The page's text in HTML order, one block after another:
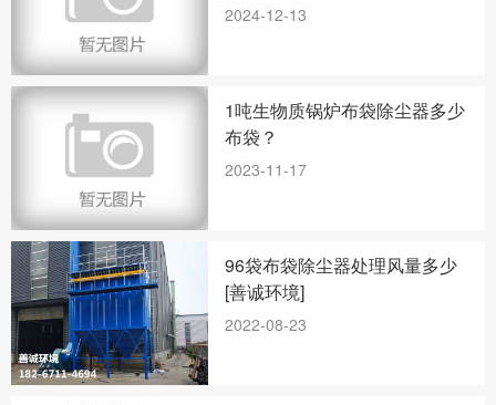
2024-12-13
1吨生物质锅炉布袋除尘器多少
布袋？
2023-11-17
96袋布袋除尘器处理风量多少
[善诚环境]
2022-08-23